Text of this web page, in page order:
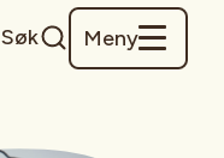
Søk Meny